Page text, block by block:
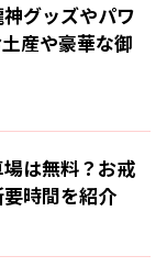
神グッズやパワ
産や豪華な御
場は無料？お戒
時間を紹介